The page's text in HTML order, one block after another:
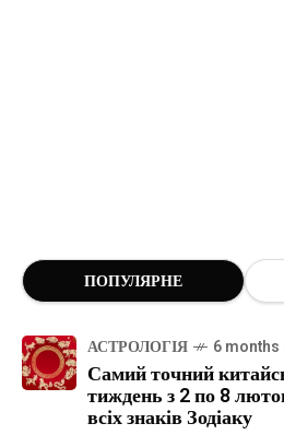
ПОПУЛЯРНЕ
АСТРОЛОГІЯ 6 months
Самий точний
тиждень з 2 по 8
всіх знаків Зодіаку